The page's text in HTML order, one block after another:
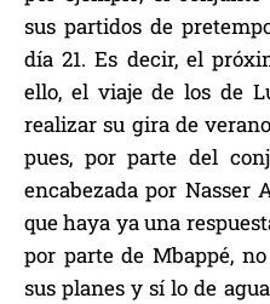
sus partidos de
día 21. Es decir, el
ello, el viaje de los de
realizar su gira de
pues, por parte del
encabezada por Nasser
que haya ya una
por parte de Mbappé,
sus planes y sí lo de